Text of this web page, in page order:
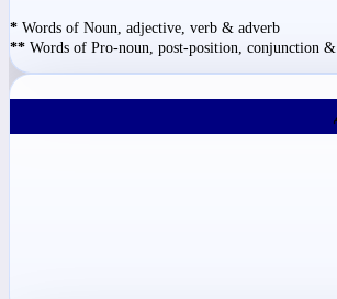
* Words of Noun, adjective, verb & adverb
** Words of Pro-noun, post-position, conjunction